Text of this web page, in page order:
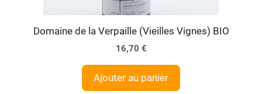
Domaine de la Verpaille (Vieilles Vignes) BIO
16,70 €
Ajouter au panier